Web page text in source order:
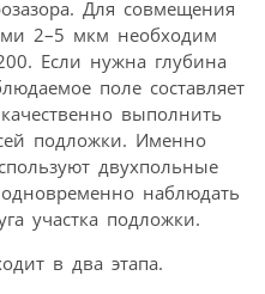
Для совмещения
2–5 мкм необходим
Если нужна глубина
поле составляет
выполнить
подложки. Именно
двухпольные
наблюдать
участка подложки.
в два этапа.